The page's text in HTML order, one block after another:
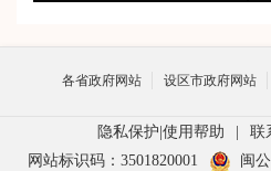
各省政府网站 设区市政府网站
隐私保护 使用帮助 联
网站标识码：3501820001
闽